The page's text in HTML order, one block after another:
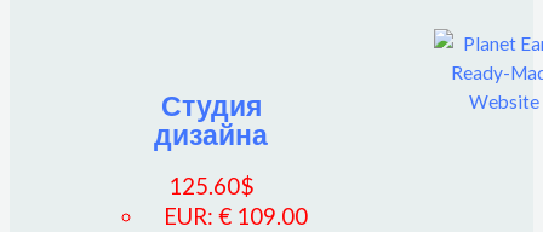
Студия
дизайна
125.60$
EUR: € 109.00